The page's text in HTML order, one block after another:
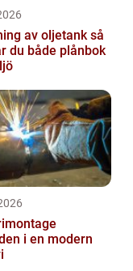
av oljetank så
du både plånbok
i en modern